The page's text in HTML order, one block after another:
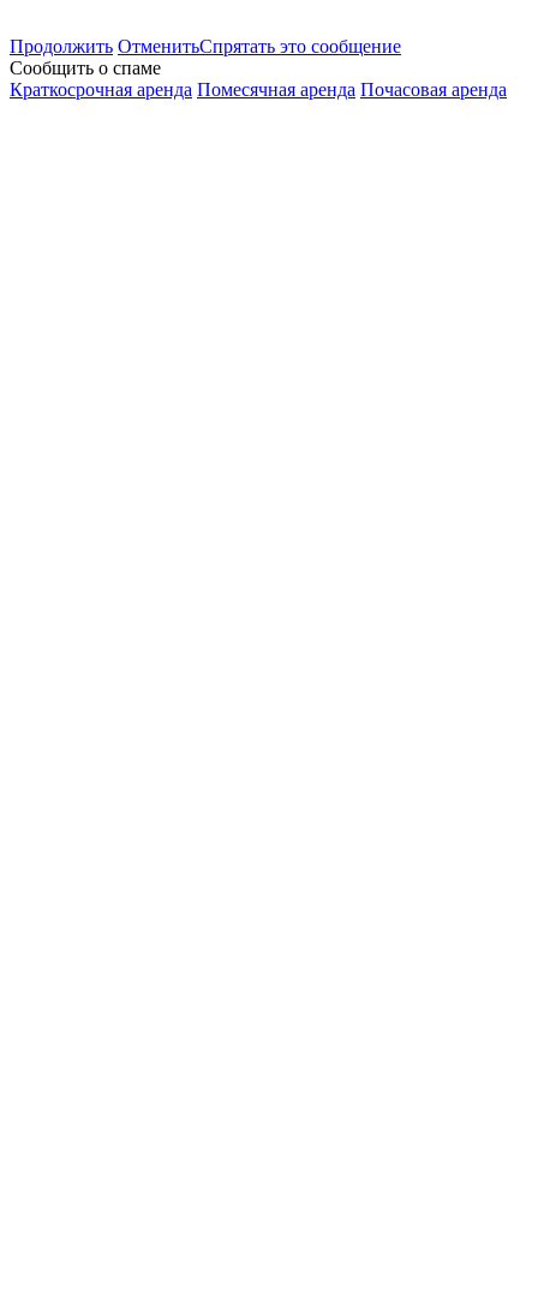
Продолжить ОтменитьСпрятать это сообщение
Сообщить о спаме
Краткосрочная аренда Помесячная аренда Почасовая аренда